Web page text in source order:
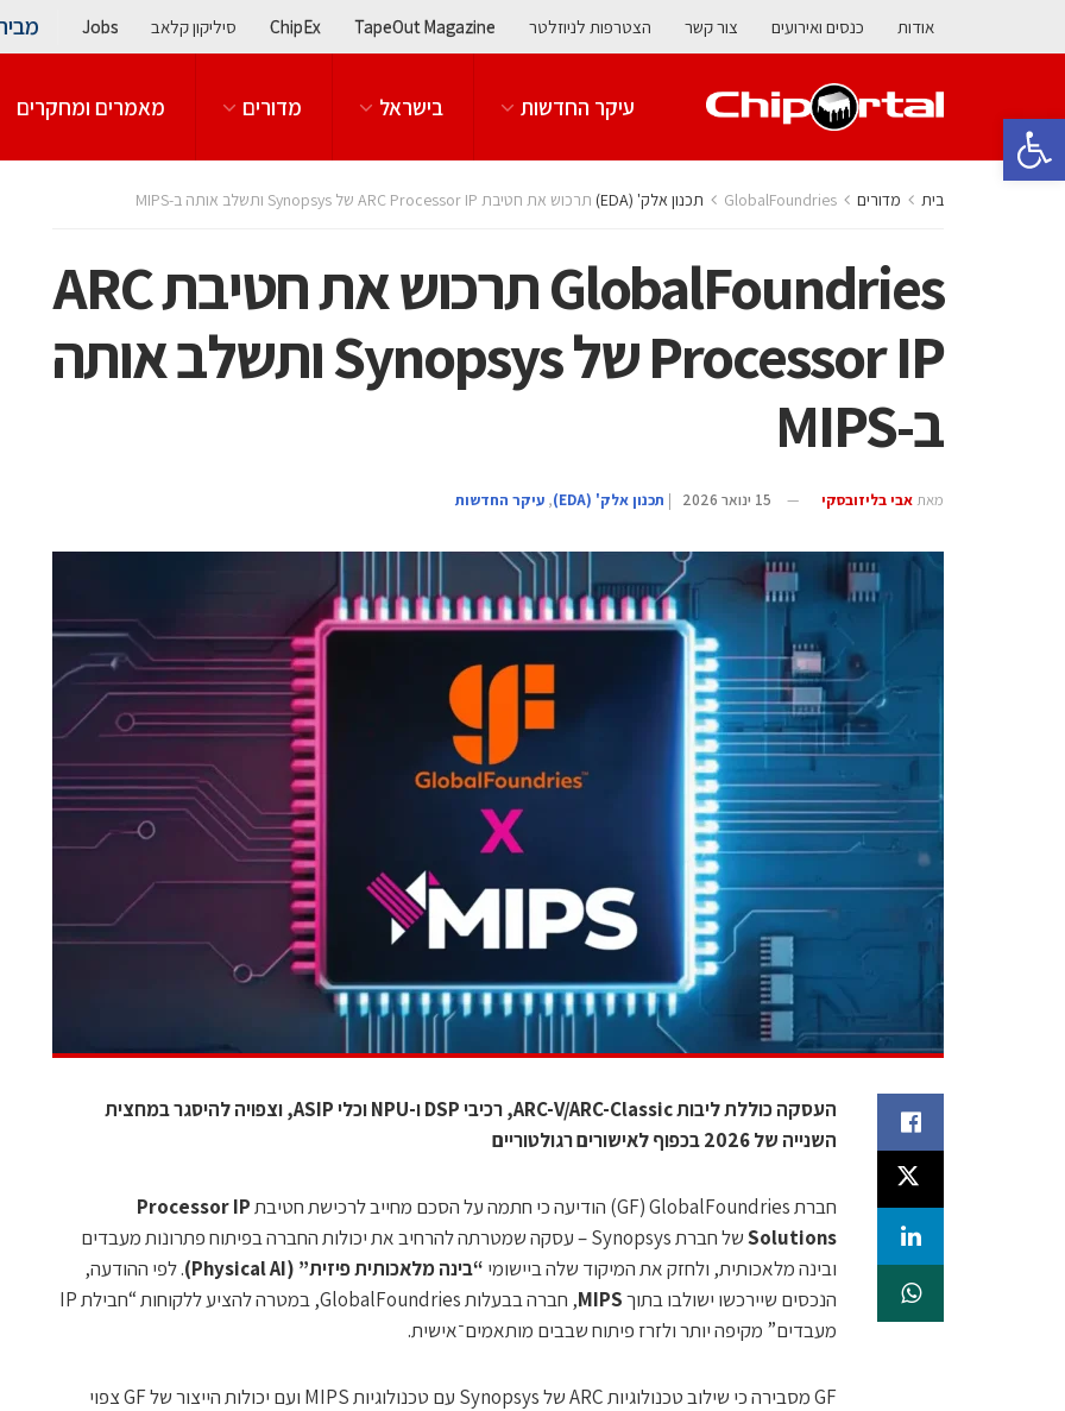
פתח סרגל נגישות
אודות כנסים ואירועים צור קשר הצטרפות לניוזלטר TapeOut Magazine
ChipEx סיליקון קלאב Jobs
עיקר החדשות בישראל מדורים מאמרים ומחקרים
בית מדורים GlobalFoundries תרכוש את חטיבת ARC Processor IP של Synopsys ותשלב אותה ב-MIPS
GlobalFoundries תרכוש את חטיבת ARC
Processor IP של Synopsys ותשלב אותה
ב-MIPS
מאת אבי בליזובסקי 15 ינואר 2026 | ‫תכנון אלק' (‪(EDA‬‬ , עיקר החדשות
העסקה כוללת ליבות ARC-V/ARC-Classic, רכיבי DSP ו-NPU וכלי ASIP, וצפויה להיסגר במחצית
השנייה של 2026 בכפוף לאישורים רגולטוריים
חברת GlobalFoundries ‏(GF) הודיעה כי חתמה על הסכם מחייב לרכישת חטיבת
Processor IP
Solutions
של חברת Synopsys – עסקה שמטרתה להרחיב את יכולות החברה בפיתוח פתרונות מעבדים
ובינה מלאכותית, ולחזק את המיקוד שלה ביישומי “בינה מלאכותית פיזית” (Physical AI)
. לפי ההודעה,
הנכסים שיירכשו ישולבו בתוךMIPS
, חברה בבעלות GlobalFoundries, במטרה להציע ללקוחות “חבילת IP
מעבדים” מקיפה יותר ולזרז פיתוח שבבים מותאמים־אישית.
GF מסבירה כי שילוב טכנולוגיות ARC של Synopsys עם טכנולוגיות MIPS ועם יכולות הייצור של GF צפוי